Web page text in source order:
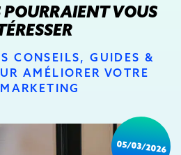
POURRAIENT VOUS
CONSEILS, GUIDES &
AMÉLIORER VOTRE
05/03/2026